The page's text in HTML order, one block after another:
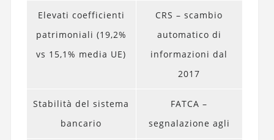
Elevati coefficienti
patrimoniali (19,2%
vs 15,1% media UE)
CRS – scambio
automatico di
informazioni dal
2017
Stabilità del sistema
bancario
FATCA –
segnalazione agli